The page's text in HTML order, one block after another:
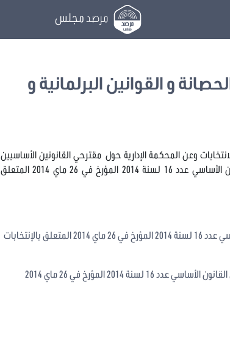
مرصد مجلس
و القوانين البرلمانية و
وعن المحكمة الإدارية حول مقترحي القانونين الأساسيين
عدد 59 و60 لسنة 2019 حول تنقيح وإتمام القانون الأساسي عدد 16 لسنة 2014 المؤرخ في 26 ماي 2014 المتعلق
يتعلق بتنقيح القانون الأساسي عدد 16 لسنة 2014 المؤرخ في 26 ماي 2014 المتعلق بالإنتخابات
يتعلق بتنقيح الفصل 47 من القانون الأساسي عدد 16 لسنة 2014 المؤرخ في 26 ماي 2014